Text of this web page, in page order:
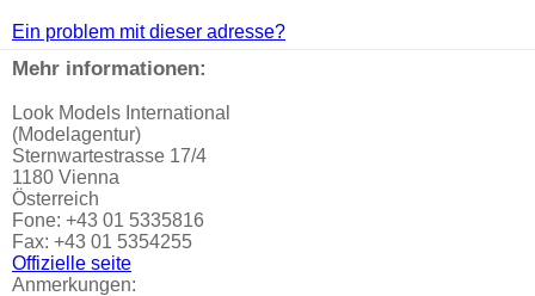
Ein problem mit dieser adresse?
Mehr informationen:
Look Models International
(Modelagentur)
Sternwartestrasse 17/4
1180 Vienna
Österreich
Fone: +43 01 5335816
Fax: +43 01 5354255
Offizielle seite
Anmerkungen: